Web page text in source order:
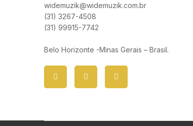
widemuzik@widemuzik.com.br
(31) 3267-4508
(31) 99915-7742
Belo Horizonte -Minas Gerais – Brasil.